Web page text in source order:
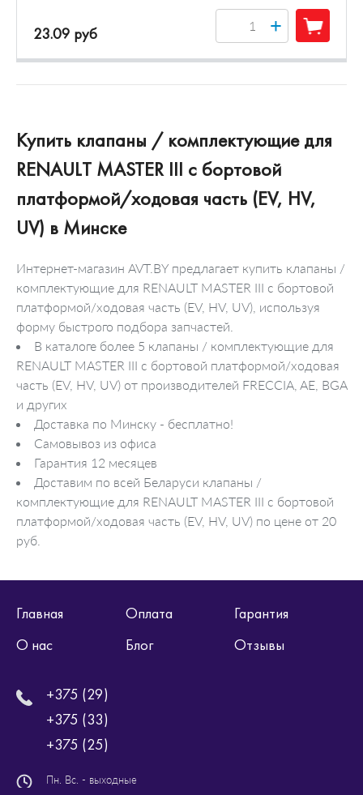
23.09 руб +
Купить клапаны / комплектующие для
RENAULT MASTER III c бортовой
платформой/ходовая часть (EV, HV,
UV) в Минске
Интернет-магазин AVT.BY предлагает купить клапаны /
комплектующие для RENAULT MASTER III c бортовой
платформой/ходовая часть (EV, HV, UV), используя
форму быстрого подбора запчастей.
В каталоге более 5 клапаны / комплектующие для
RENAULT MASTER III c бортовой платформой/ходовая
часть (EV, HV, UV) от производителей FRECCIA, AE, BGA
и других
Доставка по Минску - бесплатно!
Самовывоз из офиса
Гарантия 12 месяцев
Доставим по всей Беларуси клапаны /
комплектующие для RENAULT MASTER III c бортовой
платформой/ходовая часть (EV, HV, UV) по цене от 20
руб.
Главная Оплата
Гарантия
О нас
Блог Отзывы
+375 (29)
+375 (33)
+375 (25)
Пн. Вс. - выходные